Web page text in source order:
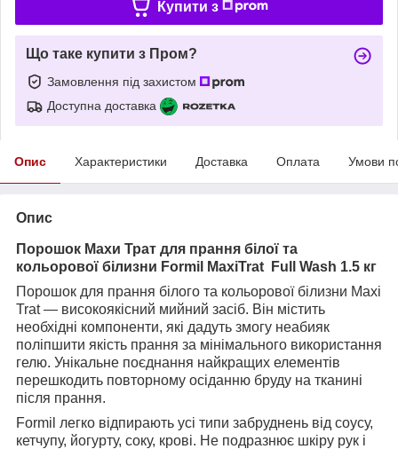
Купити з
Що таке купити з Пром?
Замовлення під захистом
Доступна доставка
Опис Характеристики Доставка Оплата Умови
Опис
Порошок Махи Трат для прання білої та
кольорової білизни Formil MaxiTrat Full Wash 1.5 кг
Порошок для прання білого та кольорової білизни Maxi
Trat — високоякісний мийний засіб. Він містить
необхідні компоненти, які дадуть змогу неабияк
поліпшити якість прання за мінімального використання
гелю. Унікальне поєднання найкращих елементів
перешкодить повторному осіданню бруду на тканині
після прання.
Formil легко відпирають усі типи забруднень від соусу,
кетчупу, йогурту, соку, крові. Не подразнює шкіру рук і